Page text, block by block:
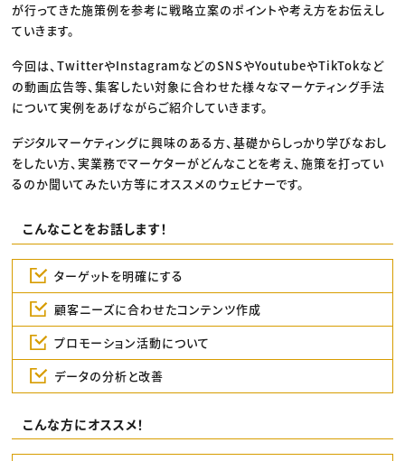
が行ってきた施策例を参考に戦略立案のポイントや考え方をお伝えし
ていきます。
今回は、TwitterやInstagramなどのSNSやYoutubeやTikTokなど
の動画広告等、集客したい対象に合わせた様々なマーケティング手法
について実例をあげながらご紹介していきます。
デジタルマーケティングに興味のある方、基礎からしっかり学びなおし
をしたい方、実業務でマーケターがどんなことを考え、施策を打ってい
るのか聞いてみたい方等にオススメのウェビナーです。
こんなことをお話します！
ターゲットを明確にする
顧客ニーズに合わせたコンテンツ作成
プロモーション活動について
データの分析と改善
こんな方にオススメ！